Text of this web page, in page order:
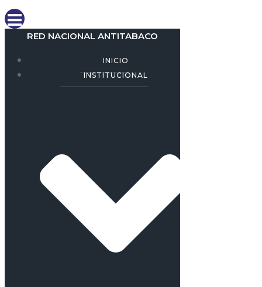
RED NACIONAL ANTITABACO
INICIO
INSTITUCIONAL